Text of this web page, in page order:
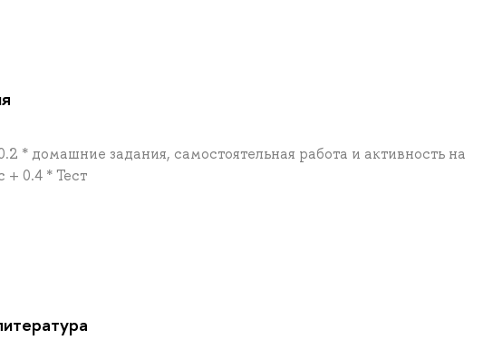
* домашние задания, самостоятельная работа и активность на
0.4 * Тест